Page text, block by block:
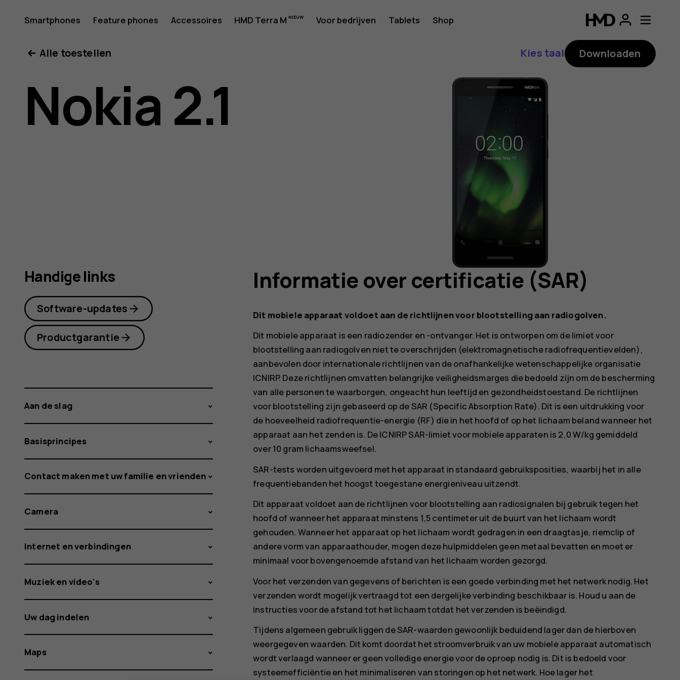
Gebruikershandleiding
voor
Nokia
Smartphones Feature phones Accessoires HMD Terra M Voor bedrijven Tablets Shop
Alle toestellen
Kies taal Downloaden
Nokia 2.1
Informatie over certificatie (SAR)
Dit mobiele apparaat voldoet aan de richtlijnen voor blootstelling aan radiogolven.
Dit mobiele apparaat is een radiozender en -ontvanger. Het is ontworpen om de limiet voor
blootstelling aan radiogolven niet te overschrijden (elektromagnetische radiofrequentievelden),
aanbevolen door internationale richtlijnen van de onafhankelijke wetenschappelijke organisatie
ICNIRP. Deze richtlijnen omvatten belangrijke veiligheidsmarges die bedoeld zijn om de bescherming
van alle personen te waarborgen, ongeacht hun leeftijd en gezondheidstoestand. De richtlijnen
voor blootstelling zijn gebaseerd op de SAR (Specific Absorption Rate). Dit is een uitdrukking voor
de hoeveelheid radiofrequentie-energie (RF) die in het hoofd of op het lichaam beland wanneer het
apparaat aan het zenden is. De ICNIRP SAR-limiet voor mobiele apparaten is 2,0 W/kg gemiddeld
over 10 gram lichaamsweefsel.
SAR-tests worden uitgevoerd met het apparaat in standaard gebruiksposities, waarbij het in alle
frequentiebanden het hoogst toegestane energieniveau uitzendt.
Dit apparaat voldoet aan de richtlijnen voor blootstelling aan radiosignalen bij gebruik tegen het
hoofd of wanneer het apparaat minstens 1,5 centimeter uit de buurt van het lichaam wordt
gehouden. Wanneer het apparaat op het lichaam wordt gedragen in een draagtasje, riemclip of
andere vorm van apparaathouder, mogen deze hulpmiddelen geen metaal bevatten en moet er
minimaal voor bovengenoemde afstand van het lichaam worden gezorgd.
Voor het verzenden van gegevens of berichten is een goede verbinding met het netwerk nodig. Het
verzenden wordt mogelijk vertraagd tot een dergelijke verbinding beschikbaar is. Houd u aan de
instructies voor de afstand tot het lichaam totdat het verzenden is beëindigd.
Tijdens algemeen gebruik liggen de SAR-waarden gewoonlijk beduidend lager dan de hierboven
weergegeven waarden. Dit komt doordat het stroomverbruik van uw mobiele apparaat automatisch
wordt verlaagd wanneer er geen volledige energie voor de oproep nodig is. Dit is bedoeld voor
systeemefficiëntie en het minimaliseren van storingen op het netwerk. Hoe lager het
Handige links
Software-updates
Productgarantie
Aan de slag
Basisprincipes
Contact maken met uw familie en vrienden
Camera
Internet en verbindingen
Muziek en video's
Uw dag indelen
Maps